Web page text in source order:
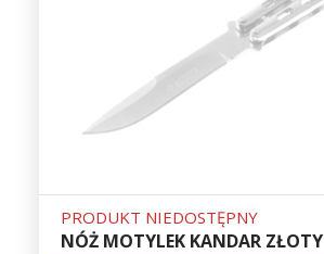
PRODUKT NIEDOSTĘPNY
NÓŻ MOTYLEK KANDAR ZŁOTY